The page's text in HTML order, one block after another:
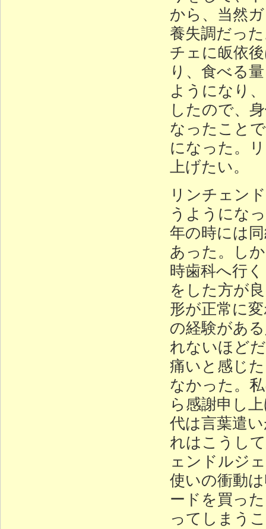
から、当然
養失調だっ
チェに皈依
り、食べる
ようになり
したので、
なったこと
になった。
上げたい。
リンチェン
うようにな
年の時には
あった。し
時歯科へ行
をした方が
形が正常に
の経験があ
れないほど
痛いと感じ
なかった。
ら感謝申し
代は言葉遣
れはこうし
ェンドルジ
使いの衝動
ードを買っ
ってしまう